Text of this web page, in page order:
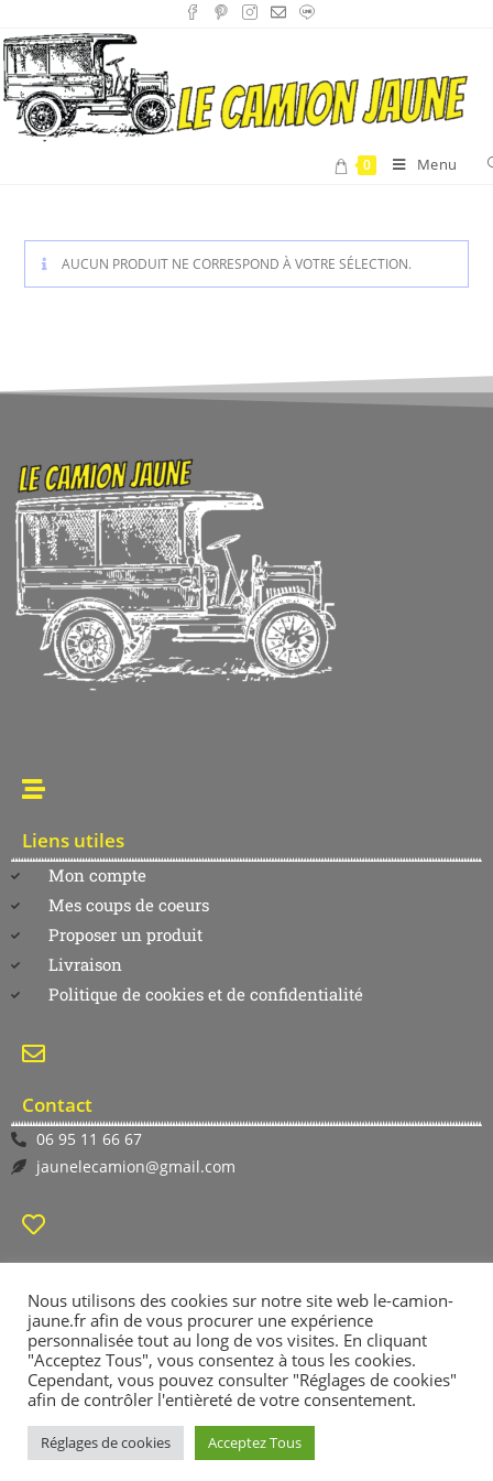
0 Menu
AUCUN PRODUIT NE CORRESPOND À VOTRE SÉLECTION.
Liens utiles
Mon compte
Mes coups de coeurs
Proposer un produit
Livraison
Politique de cookies et de confidentialité
Contact
06 95 11 66 67
jaunelecamion@gmail.com
Nous utilisons des cookies sur notre site web le-camion-
jaune.fr afin de vous procurer une expérience
personnalisée tout au long de vos visites. En cliquant
"Acceptez Tous", vous consentez à tous les cookies.
Cependant, vous pouvez consulter "Réglages de cookies"
afin de contrôler l'entièreté de votre consentement.
Réglages de cookies Acceptez Tous